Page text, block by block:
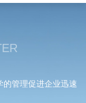
的管理促进企业迅速